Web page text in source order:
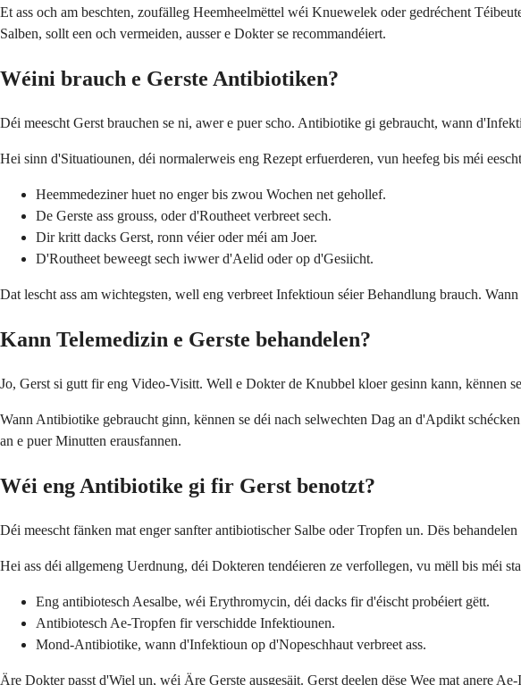
Et ass och am beschten, zoufälleg Heemheelmëttel wéi Knuewelek oder gedréchent
Salben, sollt een och vermeiden, ausser e Dokter se recommandéiert.
Wéini brauch e Gerste Antibiotiken?
Déi meescht Gerst brauchen se ni, awer e puer scho. Antibiotike gi gebraucht, wann
Hei sinn d'Situatiounen, déi normalerweis eng Rezept erfuerderen, vun heefeg bis méi
Heemmedeziner huet no enger bis zwou Wochen net gehollef.
De Gerste ass grouss, oder d'Routheet verbreet sech.
Dir kritt dacks Gerst, ronn véier oder méi am Joer.
D'Routheet beweegt sech iwwer d'Aelid oder op d'Gesiicht.
Dat lescht ass am wichtegsten, well eng verbreet Infektioun séier Behandlung brauch.
Kann Telemedizin e Gerste behandelen?
Jo, Gerst si gutt fir eng Video-Visitt. Well e Dokter de Knubbel kloer gesinn kann, kënnen
Wann Antibiotike gebraucht ginn, kënnen se déi nach selwechten Dag an d'Apdikt
an e puer Minutten erausfannen.
Wéi eng Antibiotike gi fir Gerst benotzt?
Déi meescht fänken mat enger sanfter antibiotischer Salbe oder Tropfen un. Dës
Hei ass déi allgemeng Uerdnung, déi Dokteren tendéieren ze verfollegen, vu mëll bis méi
Eng antibiotesch Aesalbe, wéi Erythromycin, déi dacks fir d'éischt probéiert gëtt.
Antibiotesch Ae-Tropfen fir verschidde Infektiounen.
Mond-Antibiotike, wann d'Infektioun op d'Nopeschhaut verbreet ass.
Äre Dokter passt d'Wiel un, wéi Äre Gerste ausgesäit. Gerst deelen dëse Wee mat anere